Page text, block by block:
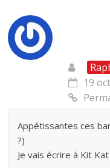
19
Appétissantes ces
?)
Je vais écrire à Kit